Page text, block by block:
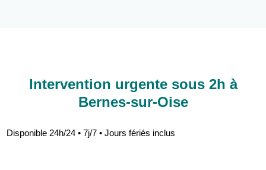
Intervention urgente sous 2h à
Bernes-sur-Oise
Disponible 24h/24 • 7j/7 • Jours fériés inclus